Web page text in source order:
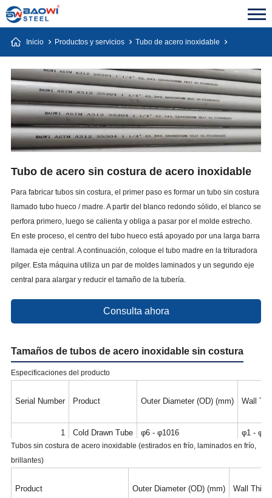
Inicio Productos y servicios Tubo de acero inoxidable
Tubo de acero sin costura de acero inoxidable
Para fabricar tubos sin costura, el primer paso es formar un tubo sin costura
llamado tubo hueco / madre. A partir del blanco redondo sólido, el blanco se
perfora primero, luego se calienta y obliga a pasar por el molde estrecho.
En este proceso, el centro del tubo hueco está apoyado por una larga barra
llamada eje central. A continuación, coloque el tubo madre en la trituradora
pilger. Esta máquina utiliza un par de moldes laminados y un segundo eje
central para alargar y reducir el tamaño de la tubería.
Consulta ahora
Tamaños de tubos de acero inoxidable sin costura
Especificaciones del producto
Serial Number Product Outer Diameter (OD) (mm) Wall
1 Cold Drawn Tube φ6 - φ1016 φ1 -
Tubos sin costura de acero inoxidable (estirados en frío, laminados en frío,
brillantes)
Product Outer Diameter (OD) (mm) Wall